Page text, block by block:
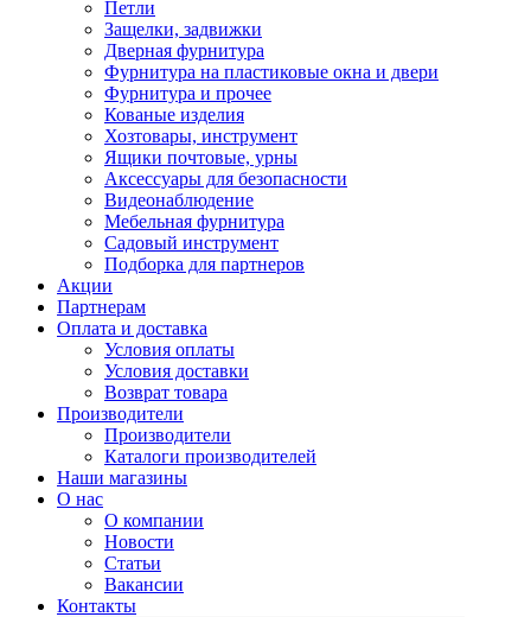
Петли
Защелки, задвижки
Дверная фурнитура
Фурнитура на пластиковые окна и двери
Фурнитура и прочее
Кованые изделия
Хозтовары, инструмент
Ящики почтовые, урны
Аксессуары для безопасности
Видеонаблюдение
Мебельная фурнитура
Садовый инструмент
Подборка для партнеров
Акции
Партнерам
Оплата и доставка
Условия оплаты
Условия доставки
Возврат товара
Производители
Производители
Каталоги производителей
Наши магазины
О нас
О компании
Новости
Статьи
Вакансии
Контакты